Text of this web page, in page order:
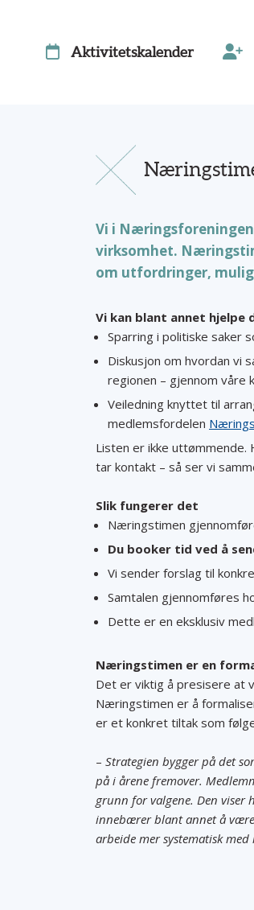
Aktivitetskalender
Vi i
virksomhet.
om utfordringer,
Vi kan blant annet hjelpe
Sparring i politiske saker
Diskusjon om hvordan vi
regionen – gjennom våre
Veiledning knyttet til
medlemsfordelen
Listen er ikke
tar kontakt – så ser vi
Slik fungerer det
Næringstimen
Du booker tid ved å
Vi sender forslag til
Samtalen gjennomføres
Dette er en eksklusiv
Næringstimen er en
Det er viktig å presisere at
Næringstimen er å
er et konkret tiltak som
– Strategien bygger på det
på i årene fremover.
grunn for valgene. Den viser
innebærer blant annet å
arbeide mer systematisk